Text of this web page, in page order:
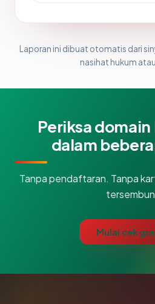
Laporan ini dibuat otomatis dari
nasihat hukum
Periksa
dalam
Tanpa pendaftaran. Tanpa
Mulai cek